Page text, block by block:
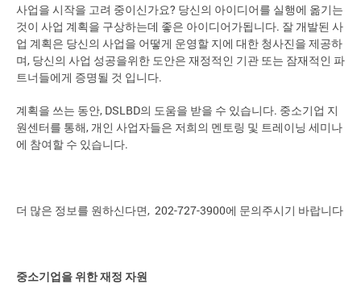
사업을 시작을 고려 중이신가요? 당신의 아이디어를 실행에 옮기는
것이 사업 계획을 구상하는데 좋은 아이디어가됩니다. 잘 개발된 사
업 계획은 당신의 사업을 어떻게 운영할 지에 대한 청사진을 제공하
며, 당신의 사업 성공을위한 도안은 재정적인 기관 또는 잠재적인 파
트너들에게 증명될 것 입니다.
계획을 쓰는 동안, DSLBD의 도움을 받을 수 있습니다. 중소기업 지
원센터를 통해, 개인 사업자들은 저희의 멘토링 및 트레이닝 세미나
에 참여할 수 있습니다.
더 많은 정보를 원하신다면, 202-727-3900에 문의주시기 바랍니다
중소기업을 위한 재정 자원